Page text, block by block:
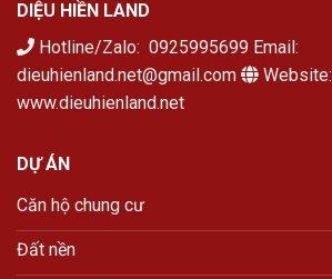
DIỆU HIỀN LAND
Hotline/Zalo: 0925995699 Email:
dieuhienland.net@gmail.com
Website:
www.dieuhienland.net
DỰ ÁN
Căn hộ chung cư
Đất nền